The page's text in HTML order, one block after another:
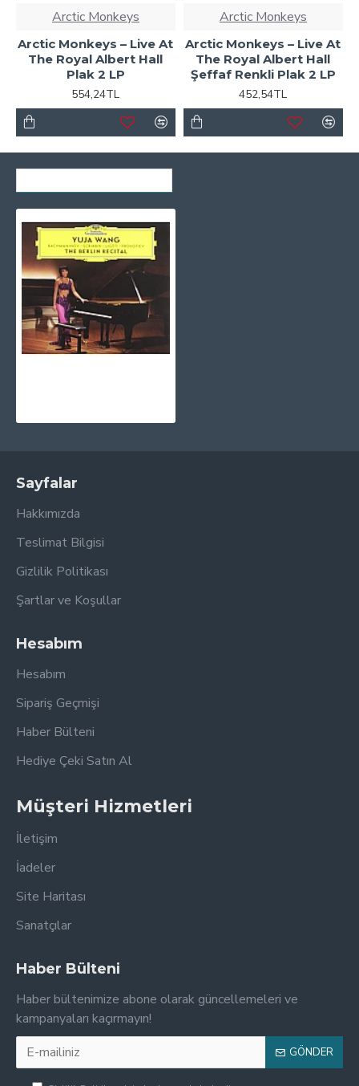
Arctic Monkeys
Arctic Monkeys – Live At
The Royal Albert Hall
Plak 2 LP
554,24TL
Arctic Monkeys
Arctic Monkeys – Live At
The Royal Albert Hall
Şeffaf Renkli Plak 2 LP
452,54TL
Sayfalar
Hakkımızda
Teslimat Bilgisi
Gizlilik Politikası
Şartlar ve Koşullar
Hesabım
Hesabım
Sipariş Geçmişi
Haber Bülteni
Hediye Çeki Satın Al
Müşteri Hizmetleri
İletişim
İadeler
Site Haritası
Sanatçılar
Haber Bülteni
Haber bültenimize abone olarak güncellemeleri ve
kampanyaları kaçırmayın!
GÖNDER